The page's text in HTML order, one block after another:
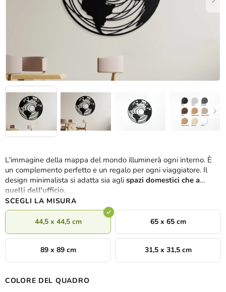
L'immagine della mappa del mondo illuminerà ogni interno. È
un complemento perfetto e un regalo per ogni viaggiatore. Il
design minimalista si adatta sia agli spazi domestici che a
quelli dell'ufficio.
SCEGLI LA MISURA
44,5 x 44,5 cm 65 x 65 cm
89 x 89 cm 31,5 x 31,5 cm
COLORE DEL QUADRO